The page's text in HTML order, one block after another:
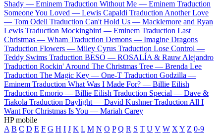
Shady — Eminem Traduction Without Me — Eminem Traduction
Someone You Loved — Lewis Capaldi Traduction Another Love
— Tom Odell Traduction Can't Hold Us — Macklemore and Ryan
Lewis Traduction Mockingbird — Eminem Traduction Last
Christmas — Wham Traduction Demons — Imagine Dragons
Traduction Flowers — Miley Cyrus Traduction Lose Control —
Teddy Swims Traduction BESO — ROSALÍA & Rauw Alejandro
Traduction Rockin' Around The Christmas Tree — Brenda Lee
Traduction The Magic Key — One-T Traduction Godzilla —
Eminem Traduction What Was I Made For? — Billie Eilish
Traduction Emorio — Billie Eilish Traduction Special — Dave &
Tiakola Traduction Daylight — David Kushner Traduction All I
Want For Christmas Is You — Mariah Carey
HP mobile
A B C D E F G H I J K L M N O P Q R S T U V W X Y Z 0-9